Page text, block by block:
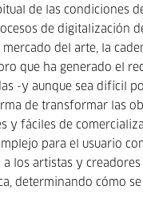
de las condiciones
de digitalización
del arte, la
que ha generado el
-y aunque sea difícil
de transformar las
y fáciles de
para el usuario
a los artistas y
determinando cómo